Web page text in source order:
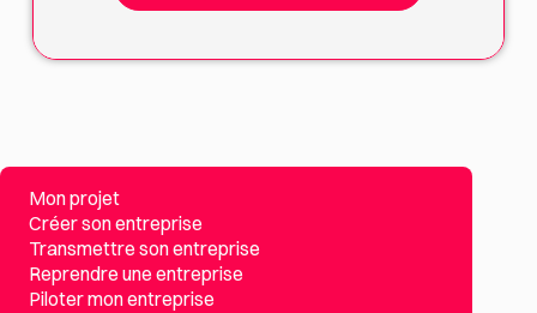
Mon projet
Créer son entreprise
Transmettre son entreprise
Reprendre une entreprise
Piloter mon entreprise